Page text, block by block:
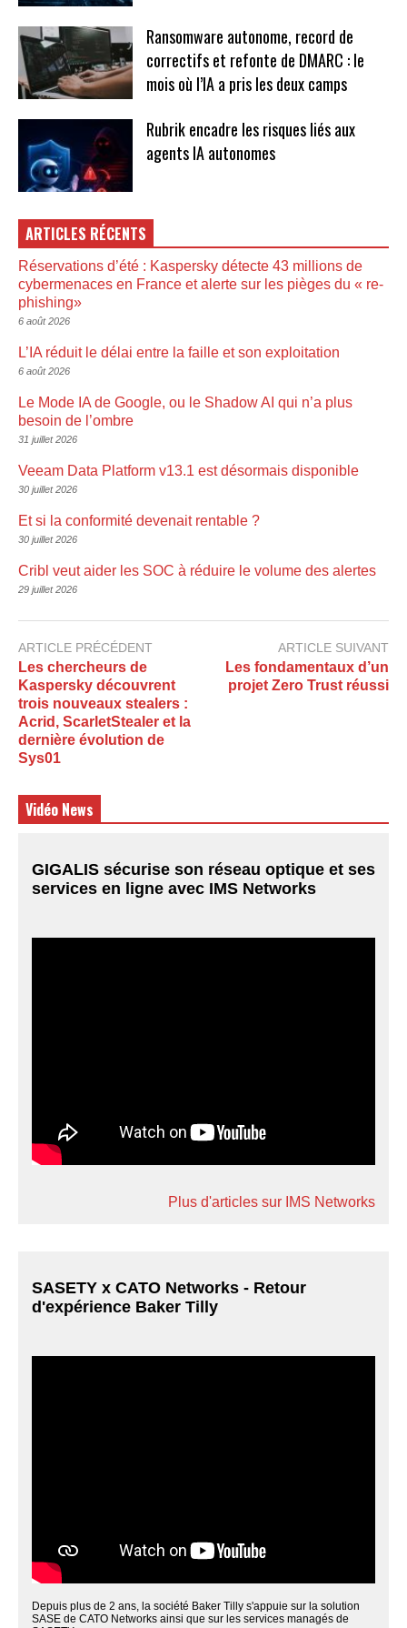
Ransomware autonome, record de
correctifs et refonte de DMARC : le
mois où l’IA a pris les deux camps
Rubrik encadre les risques liés aux
agents IA autonomes
ARTICLES RÉCENTS
Réservations d’été : Kaspersky détecte 43 millions de
cybermenaces en France et alerte sur les pièges du « re-
phishing»
6 août 2026
L’IA réduit le délai entre la faille et son exploitation
6 août 2026
Le Mode IA de Google, ou le Shadow AI qui n’a plus
besoin de l’ombre
31 juillet 2026
Veeam Data Platform v13.1 est désormais disponible
30 juillet 2026
Et si la conformité devenait rentable ?
30 juillet 2026
Cribl veut aider les SOC à réduire le volume des alertes
29 juillet 2026
ARTICLE PRÉCÉDENT
Les chercheurs de
Kaspersky découvrent
trois nouveaux stealers :
Acrid, ScarletStealer et la
dernière évolution de
Sys01
ARTICLE SUIVANT
Les fondamentaux d’un
projet Zero Trust réussi
Vidéo News
GIGALIS sécurise son réseau optique et ses
services en ligne avec IMS Networks
Plus d'articles sur IMS Networks
SASETY x CATO Networks - Retour
d'expérience Baker Tilly
Depuis plus de 2 ans, la société Baker Tilly s'appuie sur la solution
SASE de CATO Networks ainsi que sur les services managés de